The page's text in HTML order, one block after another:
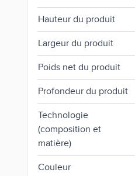
Hauteur du produit
Largeur du produit
Poids net du produit
Profondeur du produit
Technologie
(composition et
matière)
Couleur